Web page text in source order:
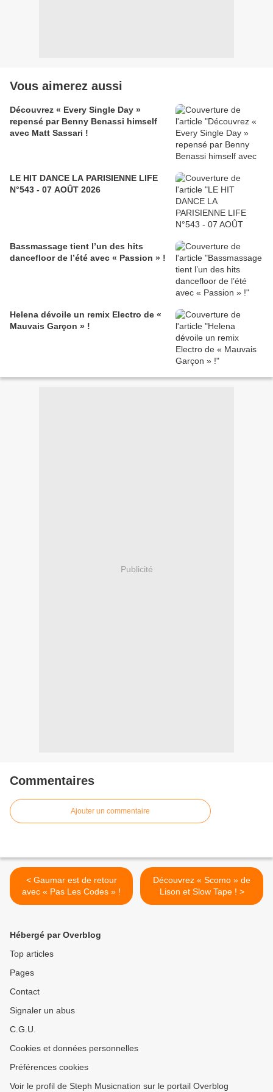
Vous aimerez aussi
Découvrez « Every Single Day »
repensé par Benny Benassi himself
avec Matt Sassari !
LE HIT DANCE LA PARISIENNE LIFE
N°543 - 07 AOÛT 2026
Bassmassage tient l’un des hits
dancefloor de l’été avec « Passion » !
Helena dévoile un remix Electro de «
Mauvais Garçon » !
Publicité
Commentaires
Ajouter un commentaire
< Gaumar est de retour
avec « Pas Les Codes » !
Découvrez « Scomo » de
Lison et Slow Tape ! >
Hébergé par Overblog
Top articles
Pages
Contact
Signaler un abus
C.G.U.
Cookies et données personnelles
Préférences cookies
Voir le profil de Steph Musicnation sur le portail Overblog